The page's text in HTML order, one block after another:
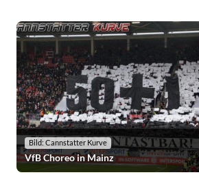
Bild: Cannstatter Kurve
VfB Choreo in Mainz